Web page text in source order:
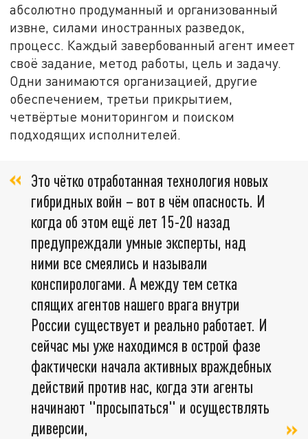
абсолютно продуманный и организованный
извне, силами иностранных разведок,
процесс. Каждый завербованный агент имеет
своё задание, метод работы, цель и задачу.
Одни занимаются организацией, другие
обеспечением, третьи прикрытием,
четвёртые мониторингом и поиском
подходящих исполнителей.
Это чётко отработанная технология новых
гибридных войн – вот в чём опасность. И
когда об этом ещё лет 15-20 назад
предупреждали умные эксперты, над
ними все смеялись и называли
конспирологами. А между тем сетка
спящих агентов нашего врага внутри
России существует и реально работает. И
сейчас мы уже находимся в острой фазе
фактически начала активных враждебных
действий против нас, когда эти агенты
начинают "просыпаться" и осуществлять
диверсии,